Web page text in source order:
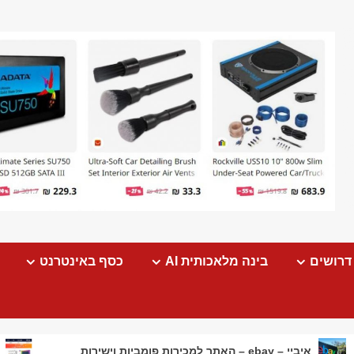
דרושים בינה מלאכותית AI כסף באינטרנט
יום איביי – ebay – האתר למכירות פומביות וישירות